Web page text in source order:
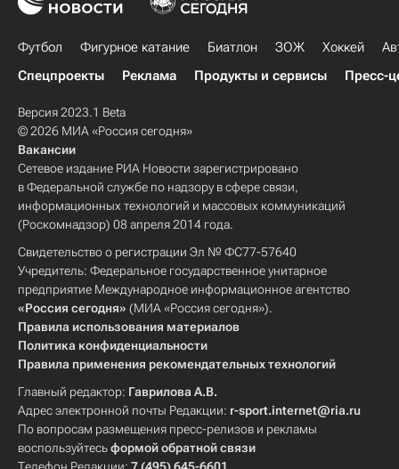
Футбол Фигурное катание Биатлон ЗОЖ Хоккей
Спецпроекты
Реклама Продукты и сервисы Пресс-
Версия 2023.1 Beta
© 2026 МИА «Россия сегодня»
Вакансии
Сетевое издание РИА Новости зарегистрировано
в Федеральной службе по надзору в сфере связи,
информационных технологий и массовых коммуникаций
(Роскомнадзор) 08 апреля 2014 года.
Свидетельство о регистрации Эл № ФС77-57640
Учредитель: Федеральное государственное унитарное
предприятие Международное информационное агентство
«Россия сегодня» (МИА «Россия сегодня»).
Правила использования материалов
Политика конфиденциальности
Правила применения рекомендательных технологий
Главный редактор: Гаврилова А.В.
Адрес электронной почты Редакции: r-sport.internet@ria.ru
По вопросам размещения пресс-релизов и рекламы
воспользуйтесьформой обратной связи